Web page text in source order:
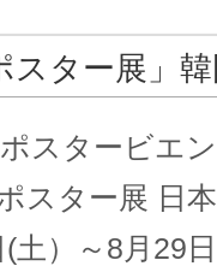
スター展」
スタービエ
スター展 日
土）～8月29